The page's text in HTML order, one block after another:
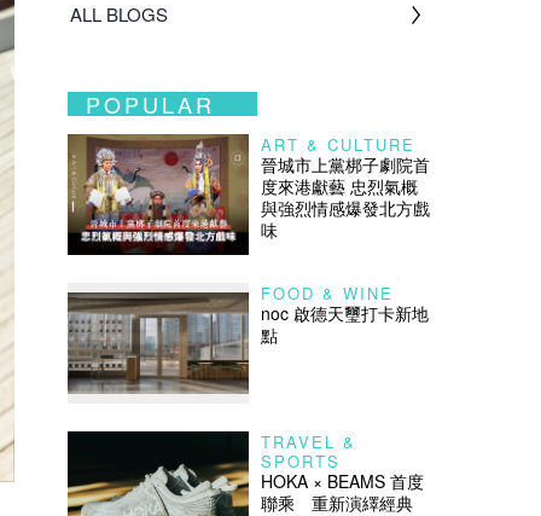
ALL BLOGS
POPULAR
ART & CULTURE
晉城市上黨梆子劇院首
度來港獻藝 忠烈氣概
與強烈情感爆發北方戲
味
FOOD & WINE
noc 啟德天璽打卡新地
點
TRAVEL &
SPORTS
HOKA × BEAMS 首度
聯乘 重新演繹經典